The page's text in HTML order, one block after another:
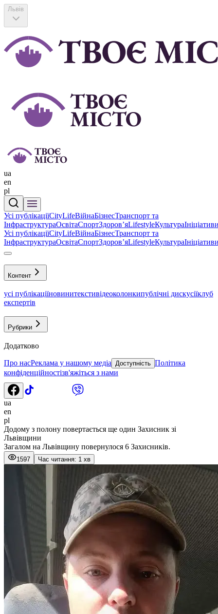
Львів
ua
en
pl
Усі публікаціїCityLifeВійнаБізнесТранспорт та
ІнфраструктураОсвітаСпортЗдоровʼяLifestyleКультура
Усі публікаціїCityLifeВійнаБізнесТранспорт та
ІнфраструктураОсвітаСпортЗдоровʼяLifestyleКультура
Контент
усі публікаціїновинитекстивідеоколонкипублічні дискусіїклуб
експертів
Рубрики
Додатково
Про насРеклама у нашому медіа Доступність Політика
конфіденційностізв'яжіться з нами
ua
en
pl
Додому з полону повертається ще один Захисник зі
Львівщини
Загалом на Львівщину повернулося 6 Захисників.
1597 Час читання: 1 хв